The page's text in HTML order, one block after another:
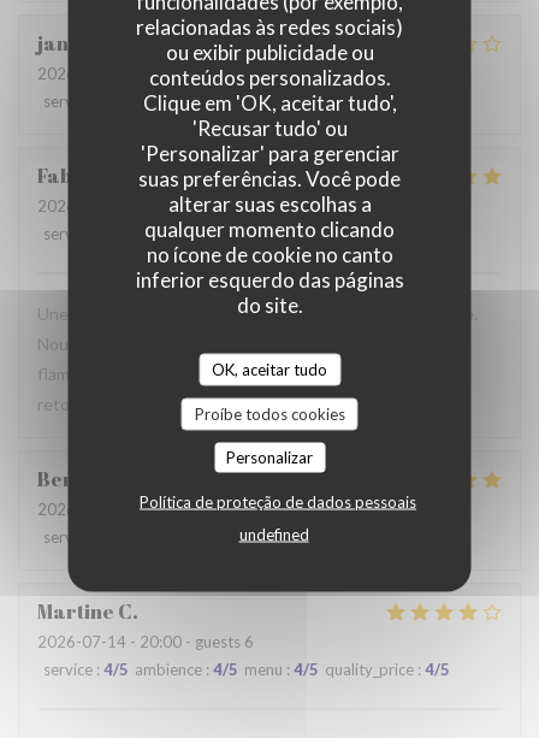
relacionadas às redes sociais)
ou exibir publicidade ou
conteúdos personalizados.
Clique em 'OK, aceitar tudo',
'Recusar tudo' ou
'Personalizar' para gerenciar
suas preferências. Você pode
alterar suas escolhas a
qualquer momento clicando
no ícone de cookie no canto
inferior esquerdo das páginas
do site.
OK, aceitar tudo
Proíbe todos cookies
Personalizar
Política de proteção de dados pessoais
undefined
jan
2026-07-28
- 19:30 - guests 2
service
ambience :3/5 menu:3/5 quality_price
Fabrice
2026-07-19
- 12:00 - guests 3
service
ambience:5/5 menu:4/5 quality_price
Une table sympathique avec son atmosphère authentique.
Nous avons apprécié notre déjeuner (moule, carbonade,
flamiche au maroilles, etc) et le service. Pourquoi pas y
retourner lors d'un prochaine passage à Lilles.
Benjamin
2026-07-19
- 12:30 - guests 2
service
menu:5/5
Martine C
2026-07-14 - 20:00 - guests 6
service : 4/5 ambience : 4/5 menu : 4/5 quality_price : 4/5